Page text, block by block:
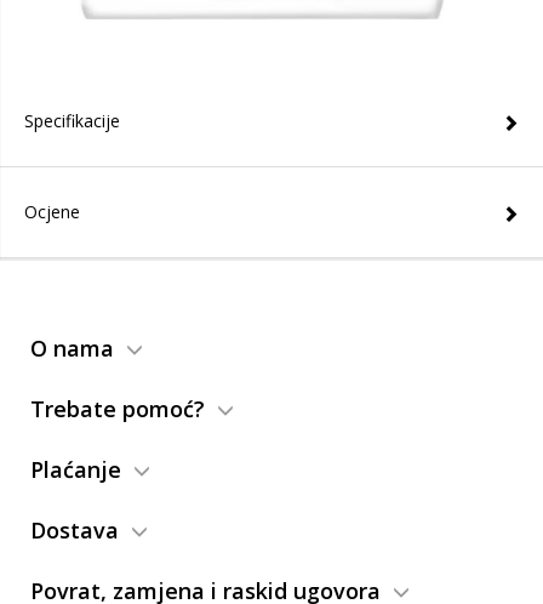
Specifikacije
Ocjene
O nama
Trebate pomoć?
Plaćanje
Dostava
Povrat, zamjena i raskid ugovora